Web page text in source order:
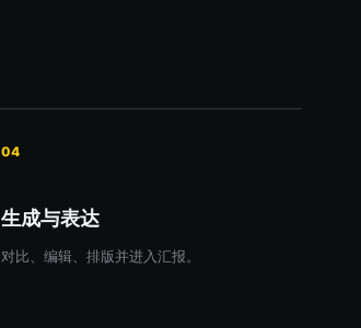
04
生成与表达
对比、编辑、排版并进入汇报。